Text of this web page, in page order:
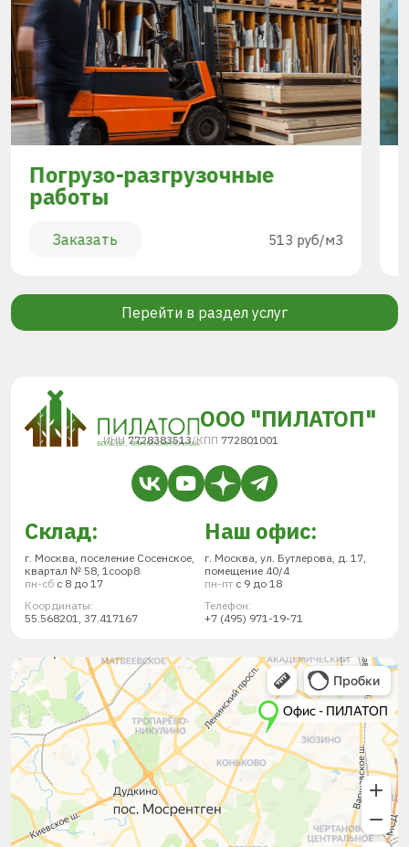
Погрузо-разгрузочные
работы
Заказать 513 руб/м3
Перейти в раздел услуг
ООО "ПИЛАТОП"
ИНН 7728383513/КПП 772801001
Склад:
г. Москва, поселение Сосенское,
квартал № 58, 1соор8
пн-сб с 8 до 17
Координаты:
55.568201, 37.417167
Наш офис:
г. Москва, ул. Бутлерова, д. 17,
помещение 40/4
пн-пт с 9 до 18
Телефон:
+7 (495) 971-19-71